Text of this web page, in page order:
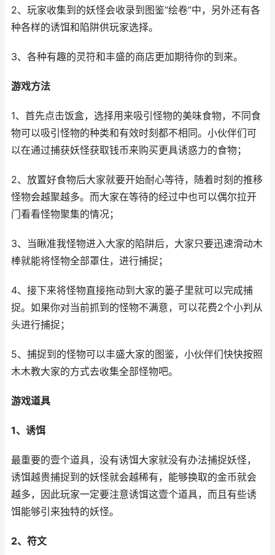
2、玩家收集到的妖怪会收录到图鉴“绘卷”中，另外还有各
种各样的诱饵和陷阱供玩家选择。
3、各种有趣的灵符和丰盛的商店更加期待你的到来。
游戏方法
1、首先点击饭盒，选择用来吸引怪物的美味食物，不同食
物可以吸引怪物的种类和有效时刻都不相同。小伙伴们可
以在通过捕获妖怪获取钱币来购买更具诱惑力的食物；
2、放置好食物后大家就要开始耐心等待，随着时刻的推移
怪物会越聚越多。而大家在等待的经过中也可以偶尔拉开
门看看怪物聚集的情况；
3、当瞅准我怪物进入大家的陷阱后，大家只要迅速滑动木
棒就能将怪物全部罩住，进行捕捉；
4、接下来将怪物直接拖动到大家的篓子里就可以完成捕
捉。如果你对当前抓到的怪物不满意，可以花费2个小判从
头进行捕捉；
5、捕捉到的怪物可以丰盛大家的图鉴，小伙伴们快快按照
木木教大家的方式去收集全部怪物吧。
游戏道具
1、诱饵
最重要的壹个道具，没有诱饵大家就没有办法捕捉妖怪，
诱饵越贵捕捉到的妖怪就会越稀有，能够换取的金币就会
越多，因此玩家一定要注意诱饵这壹个道具，而且有些诱
饵能够引来独特的妖怪。
2、符文